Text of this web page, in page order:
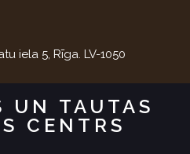
iela 5, Rīga. LV-1050
UN TAUTAS
CENTRS